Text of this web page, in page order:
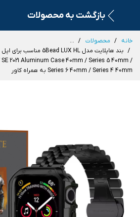
بازگشت به محصولات
خانه محصولات
...
2021 Aluminum Case 40mm / Series 5 40mm /
Series 6 40mm / Series 4 40mm به همراه کاور